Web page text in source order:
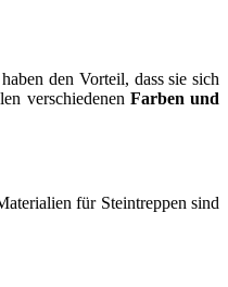
den Vorteil, dass sie sich
verschiedenen Farben und
für Steintreppen sind